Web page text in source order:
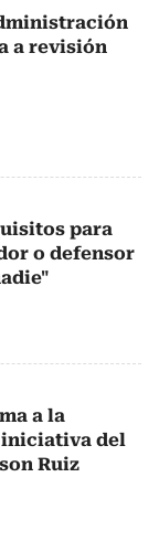
a revisión
para
o defensor
a la
del
Ruiz